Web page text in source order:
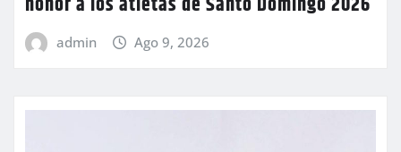
admin Ago 9, 2026